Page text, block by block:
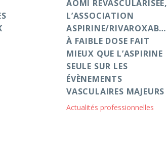
AOMI REVASCULARISÉE,
L’ASSOCIATION
ASPIRINE/RIVAROXABAN
À FAIBLE DOSE FAIT
MIEUX QUE L’ASPIRINE
SEULE SUR LES
ÉVÈNEMENTS
VASCULAIRES MAJEURS
Actualités professionnelles